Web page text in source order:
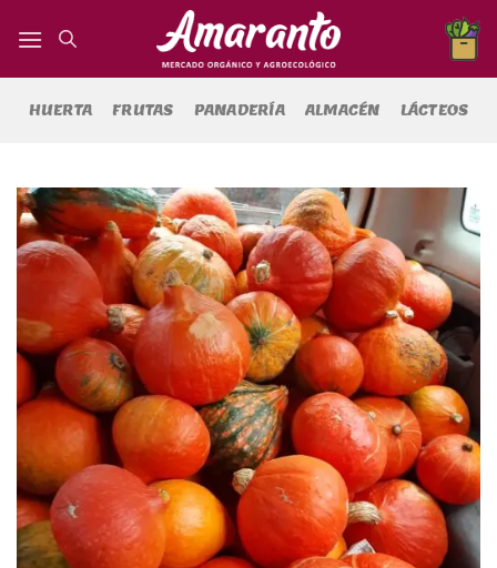
HUERTA FRUTAS PANADERÍA ALMACÉN LÁCTEOS